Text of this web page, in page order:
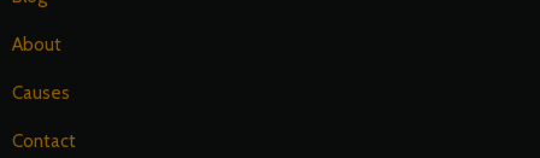
About
Causes
Contact